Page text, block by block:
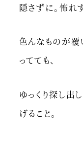
隠さずに。怖れ
色んなものが覆
ってても、
ゆっくり探し出
げること。